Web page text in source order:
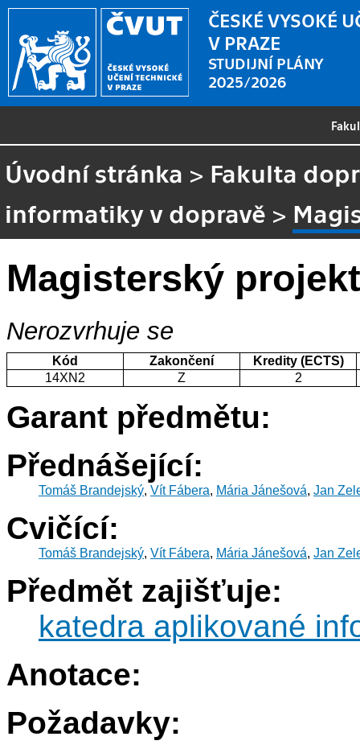
ČESKÉ VYSOKÉ
V PRAZE
STUDIJNÍ PLÁNY
2025/2026
Úvodní stránka > Fakulta
informatiky v dopravě >
Magisterský
Nerozvrhuje se
Kód Zakončení
Kredity (ECTS)
14XN2
Z 2
Garant předmětu:
Přednášející:
Tomáš Brandejský, Vít Fábera, Mária Jánešová, Jan
Cvičící:
Tomáš Brandejský, Vít Fábera, Mária Jánešová, Jan
Předmět zajišťuje:
katedra aplikované
Anotace:
Požadavky: